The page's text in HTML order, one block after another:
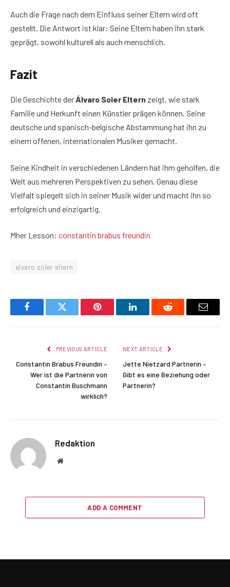
Auch die Frage nach dem Einfluss seiner Eltern wird oft
gestellt. Die Antwort ist klar: Seine Eltern haben ihn stark
geprägt, sowohl kulturell als auch menschlich.
Fazit
Die Geschichte derÁlvaro Soler Eltern zeigt, wie stark
Familie und Herkunft einen Künstler prägen können. Seine
deutsche und spanisch-belgische Abstammung hat ihn zu
einem offenen, internationalen Musiker gemacht.
Seine Kindheit in verschiedenen Ländern hat ihm geholfen, die
Welt aus mehreren Perspektiven zu sehen. Genau diese
Vielfalt spiegelt sich in seiner Musik wider und macht ihn so
erfolgreich und einzigartig.
Mher Lesson: constantin brabus freundin
alvaro soler eltern
FacebookTwitter Pinterest LinkedInReddit Email
PREVIOUS ARTICLE
Constantin Brabus Freundin –
Wer ist die Partnerin von
Constantin Buschmann
wirklich?
NEXT ARTICLE
Jette Nietzard Partnerin –
Gibt es eine Beziehung oder
Partnerin?
Redaktion
Website
ADD A COMMENT